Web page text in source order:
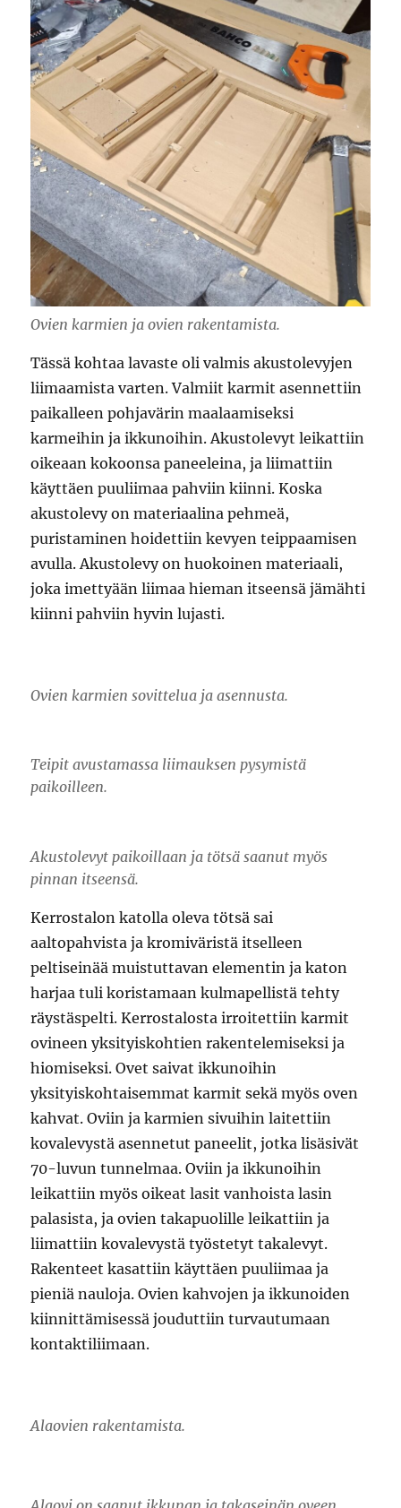
Ovien karmien ja ovien rakentamista.
Tässä kohtaa lavaste oli valmis akustolevyjen
liimaamista varten. Valmiit karmit asennettiin
paikalleen pohjavärin maalaamiseksi
karmeihin ja ikkunoihin. Akustolevyt leikattiin
oikeaan kokoonsa paneeleina, ja liimattiin
käyttäen puuliimaa pahviin kiinni. Koska
akustolevy on materiaalina pehmeä,
puristaminen hoidettiin kevyen teippaamisen
avulla. Akustolevy on huokoinen materiaali,
joka imettyään liimaa hieman itseensä jämähti
kiinni pahviin hyvin lujasti.
Ovien karmien sovittelua ja asennusta.
Teipit avustamassa liimauksen pysymistä
paikoilleen.
Akustolevyt paikoillaan ja tötsä saanut myös
pinnan itseensä.
Kerrostalon katolla oleva tötsä sai
aaltopahvista ja kromiväristä itselleen
peltiseinää muistuttavan elementin ja katon
harjaa tuli koristamaan kulmapellistä tehty
räystäspelti. Kerrostalosta irroitettiin karmit
ovineen yksityiskohtien rakentelemiseksi ja
hiomiseksi. Ovet saivat ikkunoihin
yksityiskohtaisemmat karmit sekä myös oven
kahvat. Oviin ja karmien sivuihin laitettiin
kovalevystä asennetut paneelit, jotka lisäsivät
70-luvun tunnelmaa. Oviin ja ikkunoihin
leikattiin myös oikeat lasit vanhoista lasin
palasista, ja ovien takapuolille leikattiin ja
liimattiin kovalevystä työstetyt takalevyt.
Rakenteet kasattiin käyttäen puuliimaa ja
pieniä nauloja. Ovien kahvojen ja ikkunoiden
kiinnittämisessä jouduttiin turvautumaan
kontaktiliimaan.
Alaovien rakentamista.